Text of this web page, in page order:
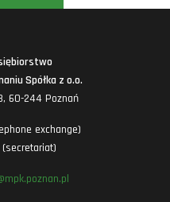
Spółka z o.o.
60-244 Poznań
exchange)
(secretariat)